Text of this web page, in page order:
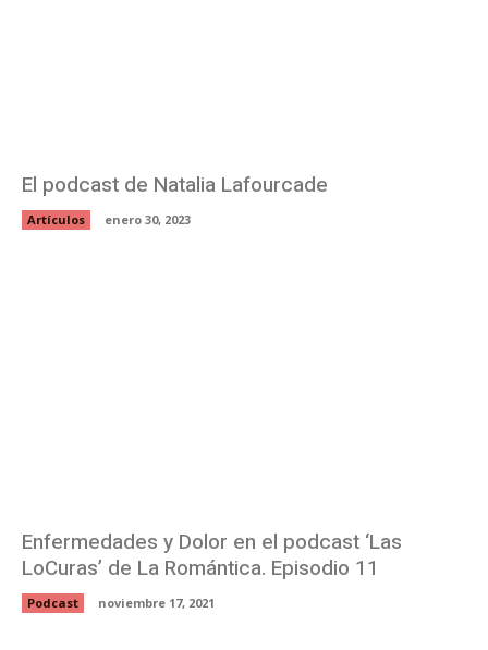
El podcast de Natalia Lafourcade
Artículos enero 30, 2023
Enfermedades y Dolor en el podcast ‘Las
LoCuras’ de La Romántica. Episodio 11
Podcast noviembre 17, 2021